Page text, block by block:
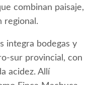
combinan paisaje,
regional.
integra bodegas y
sur provincial, con
acidez. Allí